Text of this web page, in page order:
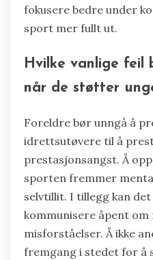
fokusere bedre under
sport mer fullt ut.
Hvilke vanlige feil
når de støtter
Foreldre bør unngå å
idrettsutøvere til å
prestasjonsangst. Å
sporten fremmer
selvtillit. I tillegg kan det
kommunisere åpent
misforståelser. Å ikke
fremgang i stedet for å